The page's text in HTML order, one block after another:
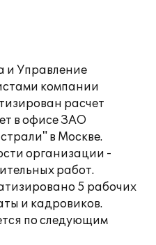
и Управление
компании
расчет
в офисе ЗАО
в Москве.
организации -
работ.
5 рабочих
и кадровиков.
по следующим